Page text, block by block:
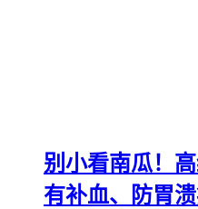
别小看南瓜！
有补血、防胃